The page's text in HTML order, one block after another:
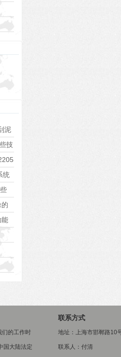
泥
技
统
能
们的工作时
国大陆法定
联系方式
地址：上海市邯郸路10
联系人：付清